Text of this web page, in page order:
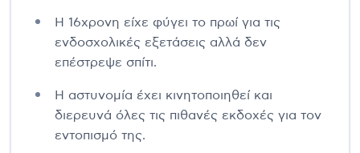
Η 16χρονη είχε φύγει το πρωί για τις
ενδοσχολικές εξετάσεις αλλά δεν
επέστρεψε σπίτι.
Η αστυνομία έχει κινητοποιηθεί και
διερευνά όλες τις πιθανές εκδοχές για τον
εντοπισμό της.